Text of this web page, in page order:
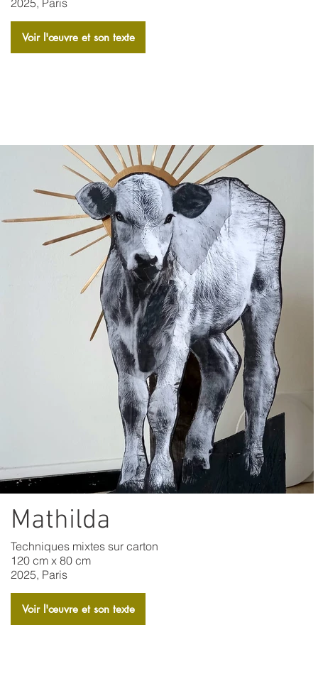
2025, Paris
Voir l'​œuvre et son texte
Mathilda
Techniques mixtes sur carton
120 cm x 80 cm
2025, Paris
Voir l'​œuvre et son texte